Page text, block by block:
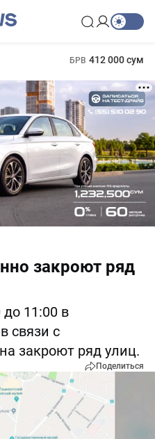
БРВ 412 000 сум
закроют ряд
до 11:00 в
связи с
закроют ряд улиц.
Поделиться